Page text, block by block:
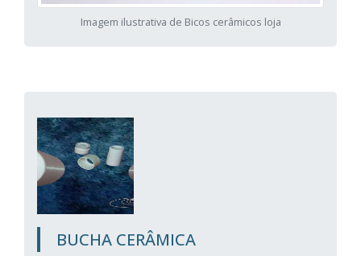
Imagem ilustrativa de Bicos cerâmicos loja
BUCHA CERÂMICA